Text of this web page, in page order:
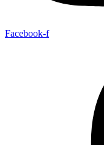
Facebook-f